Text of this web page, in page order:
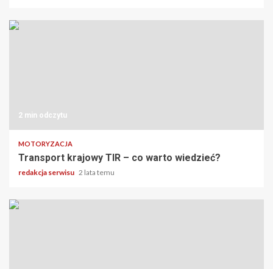
2 min odczytu
MOTORYZACJA
Transport krajowy TIR – co warto wiedzieć?
redakcja serwisu 2 lata temu